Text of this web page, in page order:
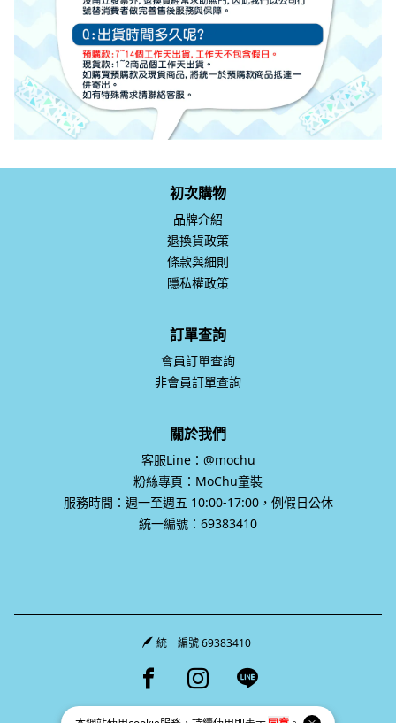
初次購物
品牌介紹
退換貨政策
條款與細則
隱私權政策
訂單查詢
會員訂單查詢
非會員訂單查詢
關於我們
客服Line：@mochu
粉絲專頁：MoChu童裝
服務時間：週一至週五 10:00-17:00，例假日公休
統一編號：69383410
統一編號 69383410
Facebook page
Instagram page
Line page